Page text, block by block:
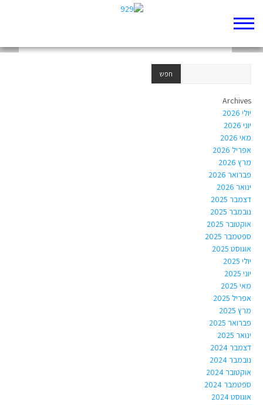
Archives
יולי 2026
יוני 2026
מאי 2026
אפריל 2026
מרץ 2026
פברואר 2026
ינואר 2026
דצמבר 2025
נובמבר 2025
אוקטובר 2025
ספטמבר 2025
אוגוסט 2025
יולי 2025
יוני 2025
מאי 2025
אפריל 2025
מרץ 2025
פברואר 2025
ינואר 2025
דצמבר 2024
נובמבר 2024
אוקטובר 2024
ספטמבר 2024
אוגוסט 2024